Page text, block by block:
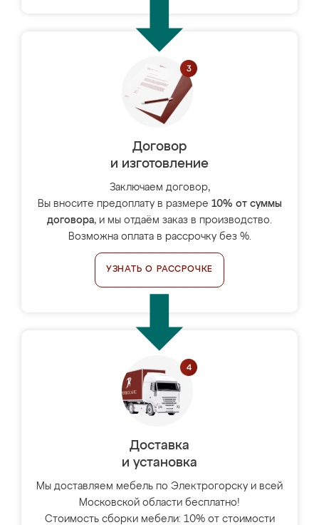
Договор
и изготовление
Заключаем договор,
Вы вносите предоплату в размере 10% от суммы
договора, и мы отдаём заказ в производство.
Возможна оплата в рассрочку без %.
УЗНАТЬ О РАССРОЧКЕ
Доставка
и установка
Мы доставляем мебель по Электрогорску и всей
Московской области бесплатно!
Стоимость сборки мебели: 10% от стоимости